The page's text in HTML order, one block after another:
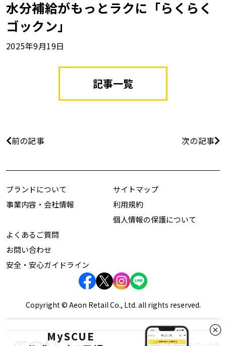
水分補給がもっとラクに「らくらく
ゴックン」
2025年9月19日
記事一覧
前の記事 次の記事
MySCUE
ブランドについて
事業内容・会社情報
サイトマップ
利用規約
個人情報の保護について
よくあるご質問
お問い合わせ
安全・安心ガイドライン
Copyright © Aeon Retail Co., Ltd. all rights reserved.